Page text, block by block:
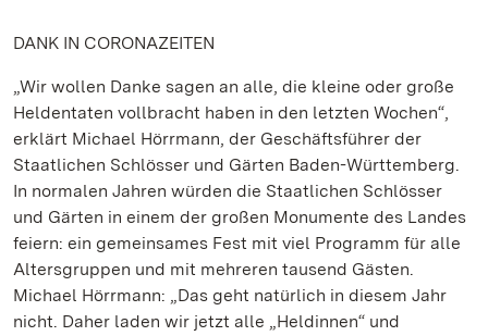
DANK IN CORONAZEITEN
„Wir wollen Danke sagen an alle, die kleine oder große
Heldentaten vollbracht haben in den letzten Wochen“,
erklärt Michael Hörrmann, der Geschäftsführer der
Staatlichen Schlösser und Gärten Baden-Württemberg.
In normalen Jahren würden die Staatlichen Schlösser
und Gärten in einem der großen Monumente des Landes
feiern: ein gemeinsames Fest mit viel Programm für alle
Altersgruppen und mit mehreren tausend Gästen.
Michael Hörrmann: „Das geht natürlich in diesem Jahr
nicht. Daher laden wir jetzt alle „Heldinnen“ und